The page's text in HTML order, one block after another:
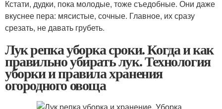
Кстати, дудки, пока молодые, тоже съедобные. Они даже
вкуснее пера: мясистые, сочные. Главное, их сразу
срезать, не давать грубеть.
Лук репка уборка сроки. Когда и как
правильно убирать лук. Технология
уборки и правила хранения
огородного овоща